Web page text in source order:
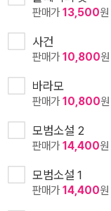
판매가13,500원
사건
판매가10,800원
바라모
판매가10,800원
모범소설 2
판매가14,400원
모범소설 1
판매가14,400원